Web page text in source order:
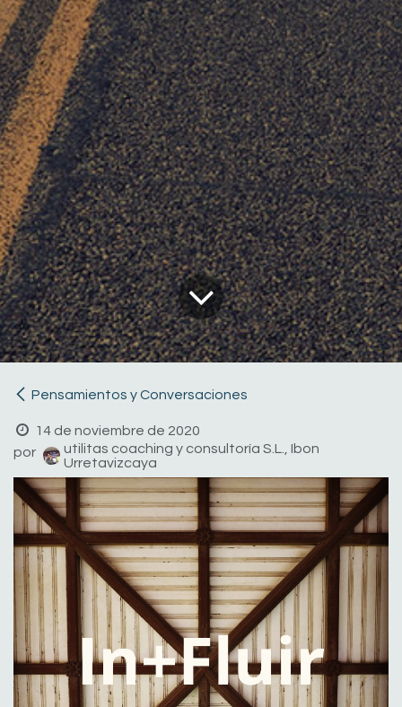
Pensamientos y Conversaciones
14 de noviembre de 2020
por
utilitas coaching y consultoría S.L., Ibon
Urretavizcaya